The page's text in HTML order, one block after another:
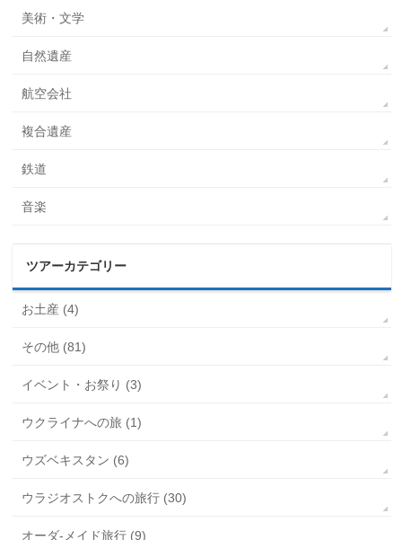
美術・文学
自然遺産
航空会社
複合遺産
鉄道
音楽
ツアーカテゴリー
お土産 (4)
その他 (81)
イベント・お祭り (3)
ウクライナへの旅 (1)
ウズベキスタン (6)
ウラジオストクへの旅行 (30)
オーダ-メイド旅行 (9)